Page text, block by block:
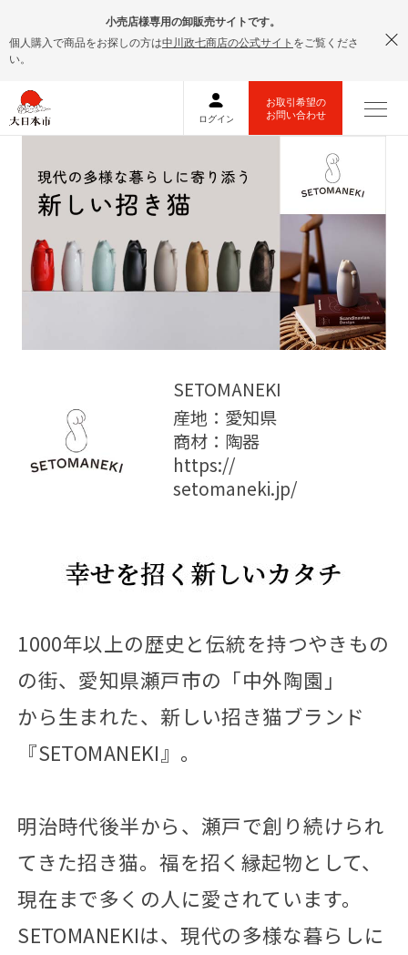
小売店様専用の卸販売サイトです。
個人購入で商品をお探しの方は中川政七商店の公式サイト をご覧くださ
い。
SETOMANEKI
産地：愛知県
商材：陶器
https://
setomaneki.jp/
1000年以上の歴史と伝統を持つやきもの
の街、愛知県瀬戸市の「中外陶園」
から生まれた、新しい招き猫ブランド
『SETOMANEKI』。
明治時代後半から、瀬戸で創り続けられ
てきた招き猫。福を招く縁起物として、
現在まで多くの人に愛されています。
SETOMANEKIは、現代の多様な暮らしに